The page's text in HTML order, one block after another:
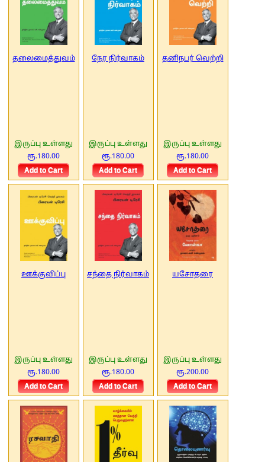
தலைமைத்துவம்
இருப்பு உள்ளது
ரூ.180.00
நேர நிர்வாகம்
இருப்பு உள்ளது
ரூ.180.00
தனிநபர் வெற்றி
இருப்பு உள்ளது
ரூ.180.00
ஊக்குவிப்பு
இருப்பு உள்ளது
ரூ.180.00
சந்தை நிர்வாகம்
இருப்பு உள்ளது
ரூ.180.00
யசோதரை
இருப்பு உள்ளது
ரூ.200.00